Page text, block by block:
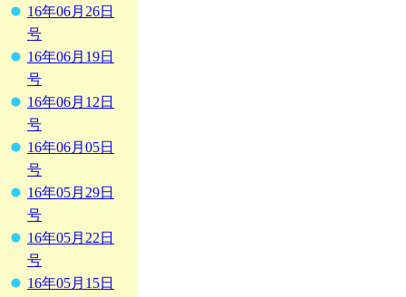
16年06月26日
号
16年06月19日
号
16年06月12日
号
16年06月05日
号
16年05月29日
号
16年05月22日
号
16年05月15日